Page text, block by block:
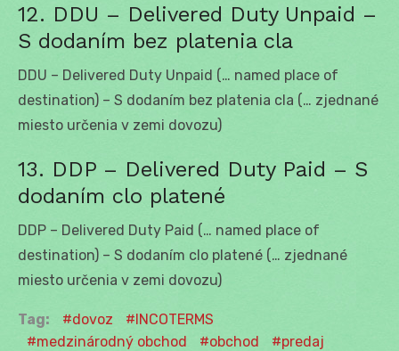
12. DDU – Delivered Duty Unpaid –
S dodaním bez platenia cla
DDU – Delivered Duty Unpaid (… named place of
destination) – S dodaním bez platenia cla (… zjednané
miesto určenia v zemi dovozu)
13. DDP – Delivered Duty Paid – S
dodaním clo platené
DDP – Delivered Duty Paid (… named place of
destination) – S dodaním clo platené (… zjednané
miesto určenia v zemi dovozu)
Tag: dovoz
INCOTERMS
medzinárodný obchod
obchod
predaj